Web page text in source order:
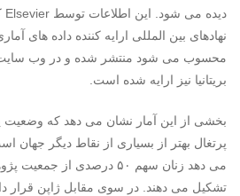
دیده می شود. این اطلاعات توسط Elsevier
نهادهای بین المللی ارایه کننده داده های
محسوب می شود منتشر شده و در وب
بریتانیا نیز ارایه شده است.
بخشی از این آمار نشان می دهد که وضعیت
پرتغال بهتر از بسیاری از نقاط دیگر جهان
می دهد زنان سهم ۵۰ درصدی از
تشکیل می دهند. در سوی مقابل ژاپن قرار